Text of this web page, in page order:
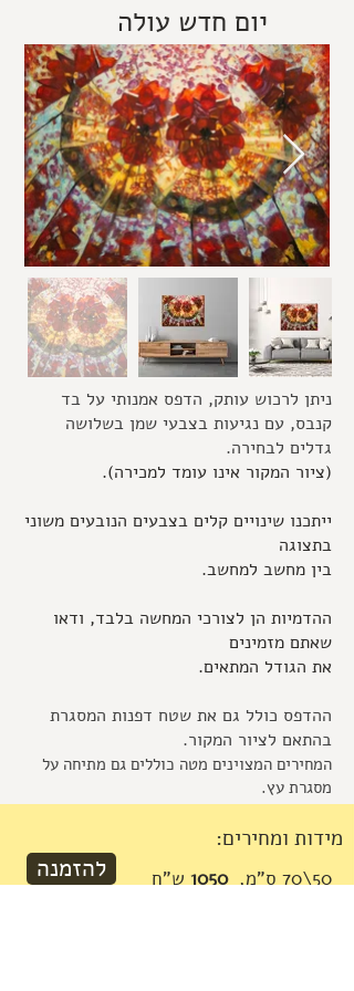
יום חדש עולה
ניתן לרכוש עותק, הדפס אמנותי על בד
קנבס, עם נגיעות בצבעי שמן בשלושה
גדלים לבחירה.
(ציור המקור אינו עומד למכירה).
ייתכנו שינויים קלים בצבעים הנובעים משוני
בתצוגה
בין מחשב למחשב.
ההדמיות הן לצורכי המחשה בלבד, ודאו
שאתם מזמינים
את הגודל המתאים.
ההדפס כולל גם את שטח דפנות המסגרת
בהתאם לציור המקור.
המחירים המצוינים מטה כוללים גם מתיחה על
מסגרת עץ.
מידות ומחירים:
להזמנה 50\70 ס"מ, 1050ש"ח